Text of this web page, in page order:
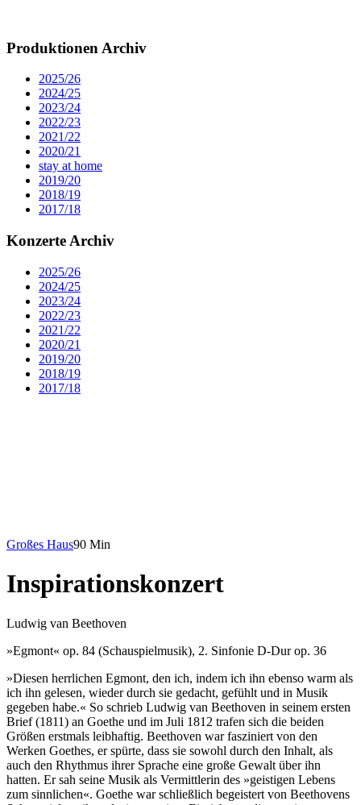
Produktionen Archiv
2025/26
2024/25
2023/24
2022/23
2021/22
2020/21
stay at home
2019/20
2018/19
2017/18
Konzerte Archiv
2025/26
2024/25
2023/24
2022/23
2021/22
2020/21
2019/20
2018/19
2017/18
Großes Haus90 Min
Inspirationskonzert
Ludwig van Beethoven
»Egmont« op. 84 (Schauspielmusik), 2. Sinfonie D-Dur op. 36
»Diesen herrlichen Egmont, den ich, indem ich ihn ebenso warm als
ich ihn gelesen, wieder durch sie gedacht, gefühlt und in Musik
gegeben habe.« So schrieb Ludwig van Beethoven in seinem ersten
Brief (1811) an Goethe und im Juli 1812 trafen sich die beiden
Größen erstmals leibhaftig. Beethoven war fasziniert von den
Werken Goethes, er spürte, dass sie sowohl durch den Inhalt, als
auch den Rhythmus ihrer Sprache eine große Gewalt über ihn
hatten. Er sah seine Musik als Vermittlerin des »geistigen Lebens
zum sinnlichen«. Goethe war schließlich begeistert von Beethovens